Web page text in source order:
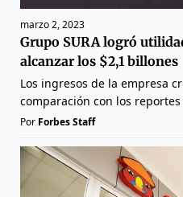
marzo 2, 2023
Grupo SURA logró
alcanzar los $2,1 billones
Los ingresos de la empresa
comparación con los reportes
Por Forbes Staff